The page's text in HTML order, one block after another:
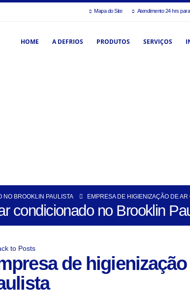
Mapa do Site Atendimento 24 hrs
HOME A DEFRIOS PRODUTOS SERVIÇOS
NO BROOKLIN PAULISTA EMPRESA DE HIGIENIZAÇÃO DE
condicionado no Brooklin
to Posts
de